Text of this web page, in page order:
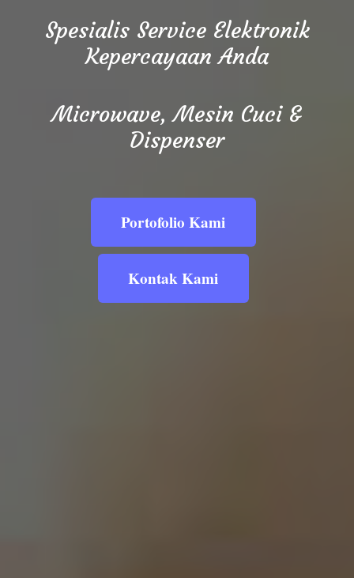
Spesialis Service Elektronik
Kepercayaan Anda
Microwave, Mesin Cuci &
Dispenser
Portofolio Kami
Kontak Kami